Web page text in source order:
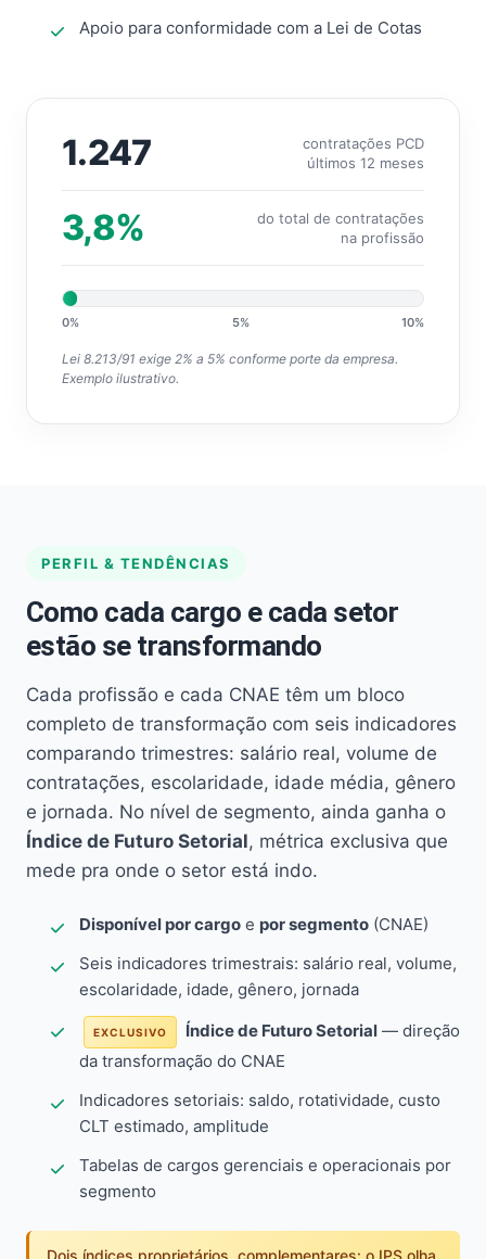
Apoio para conformidade com a Lei de Cotas
1.247
contratações PCD
últimos 12 meses
3,8%
do total de contratações
na profissão
0% 5% 10%
Lei 8.213/91 exige 2% a 5% conforme porte da empresa.
Exemplo ilustrativo.
PERFIL & TENDÊNCIAS
Como cada cargo e cada setor
estão se transformando
Cada profissão e cada CNAE têm um bloco
completo de transformação com seis indicadores
comparando trimestres: salário real, volume de
contratações, escolaridade, idade média, gênero
e jornada. No nível de segmento, ainda ganha o
Índice de Futuro Setorial, métrica exclusiva que
mede pra onde o setor está indo.
Disponível por cargo e por segmento (CNAE)
Seis indicadores trimestrais: salário real, volume,
escolaridade, idade, gênero, jornada
EXCLUSIVO Índice de Futuro Setorial — direção
da transformação do CNAE
Indicadores setoriais: saldo, rotatividade, custo
CLT estimado, amplitude
Tabelas de cargos gerenciais e operacionais por
segmento
Dois índices proprietários, complementares: o IPS olha